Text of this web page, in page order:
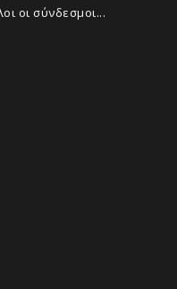
οι σύνδεσμοι...